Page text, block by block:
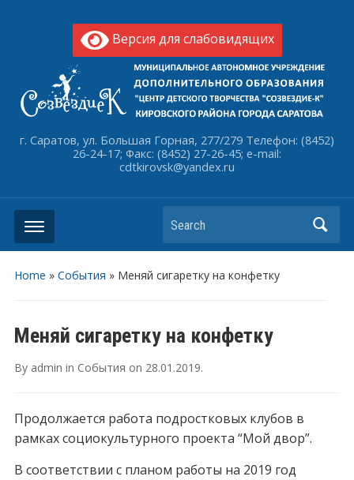
Версия для слабовидящих
г. Саратов, ул. Большая Горная, 277/279 Телефон: (8452)
26-24-17; Факс: (8452) 27-26-45; e-mail:
cdtkirovsk@yandex.ru
Search
Home » События » Меняй сигаретку на конфетку
Меняй сигаретку на конфетку
By admin in События on 28.01.2019.
Продолжается работа подростковых клубов в
рамках социокультурного проекта “Мой двор”.
В соответствии с планом работы на 2019 год